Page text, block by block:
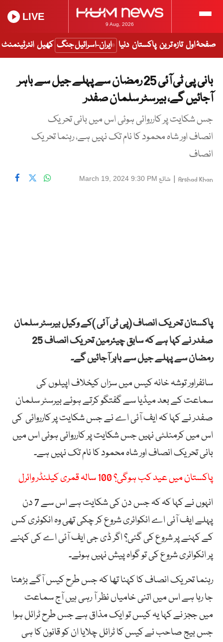
9 Aug, 2026
LIVE
صفحۂ اول تازہ ترین پاکستان دنیا ایران-اسرائیل جنگ کھیل انٹرٹینمنٹ
بانی پی ٹی آئی 25 رمضان سے پہلے جیل سے باہر
آجائیں گے، بیرسٹر سلمان صفدر
جس شکایت پر کارروائی ہوئی اس میں بانی تحریک
انصاف اور شاہ محمود کا نام تک نہیں ہے، رہنما تحریک
انصاف
Arshad Khan
| شائع March 19, 2024 9:30 PM
پاکستان تحریک انصاف (پی ٹی آئی )کے وکیل بیرسٹر سلمان
صفدر نے کہا ہے کہ سابق چیئرمین تحریک انصاف 25
رمضان سے پہلے جیل سے باہر آجائیں گے۔
سائفراور توشہ خانہ کیس میں سزاں کیخلاف اپیلوں کی
سماعت کے بعد میڈیا سے گفتگو کرتے ہوئے بیرسٹر سلمان
صفدر نے کہا کہ ایف آئی اے نے جس شکایت پر کارروائی کی
اس میں کرمنلٹی نہیں جس شکایت پر کارروائی ہوئی اس میں
بانی تحریک انصاف اور شاہ محمود کا نام تک نہیں ہے۔
پاکستان میں عید کب ہوگی؟ 100 سالہ قمری کیلنڈر وائرل
انہوں نے کہا کہ کہ جس دن کی شکایت ہے اس سے 7 دن
پہلے ایف آئی اے انکوائری شروع کر چکی تھی وہ انکوئری کس
کے کہنے پر شروع کی گئی؟ اگر ڈی جی ایف آئی اے کی کہنے
پر انکوائری شروع کی تو گواہ پیش نہیں ہوئے۔
رہنما تحریک انصاف کا کہنا تھا کہ جس طرح کیس آگے بڑھتا
جا رہا ہے اس میں اتنی خامیاں نظر آ رہی ہیں آج سماعت
میں ججز نے کہا یہ کیس تو ایک مذاق ہے جس طرح ٹرائل ہوا
جس بیج صاحب نے کیس کا ٹرائل چلایا ان کو قانون کا ہی